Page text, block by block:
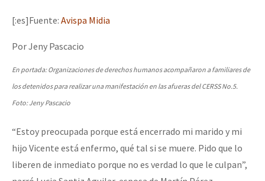
La Sexta
AutonomÍa y Resistencia
Megaproyectos
Presos
Mujeres
Dia 1: Encontro “Guerra contra a Humanidade”
[CDMX – 20 julio] Jornadas globales por la libertad de Jesús
“Sonhando a Terra do Bem Virá” se publica no Estado Espanhol
[:es]Fuente: Avispa Midia
Por Jeny Pascacio
En portada: Organizaciones de derechos humanos acompañaron a familiares de
los detenidos para realizar una manifestación en las afueras del CERSS No.5.
Foto: Jeny Pascacio
“Estoy preocupada porque está encerrado mi marido y mi
hijo Vicente está enfermo, qué tal si se muere. Pido que lo
liberen de inmediato porque no es verdad lo que le culpan”,